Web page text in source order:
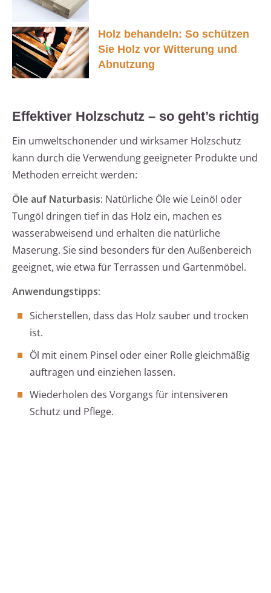
Holz behandeln: So schützen
Sie Holz vor Witterung und
Abnutzung
Effektiver Holzschutz – so geht’s richtig
Ein umweltschonender und wirksamer Holzschutz
kann durch die Verwendung geeigneter Produkte und
Methoden erreicht werden:
Öle auf Naturbasis: Natürliche Öle wie Leinöl oder
Tungöl dringen tief in das Holz ein, machen es
wasserabweisend und erhalten die natürliche
Maserung. Sie sind besonders für den Außenbereich
geeignet, wie etwa für Terrassen und Gartenmöbel.
Anwendungstipps:
Sicherstellen, dass das Holz sauber und trocken
ist.
Öl mit einem Pinsel oder einer Rolle gleichmäßig
auftragen und einziehen lassen.
Wiederholen des Vorgangs für intensiveren
Schutz und Pflege.